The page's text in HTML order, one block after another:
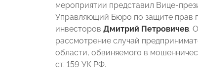
мероприятии представил Вице-
Управляющий Бюро по защите прав
инвесторов Дмитрий Петровичев.
рассмотрение случай
области, обвиняемого в
ст. 159 УК РФ.